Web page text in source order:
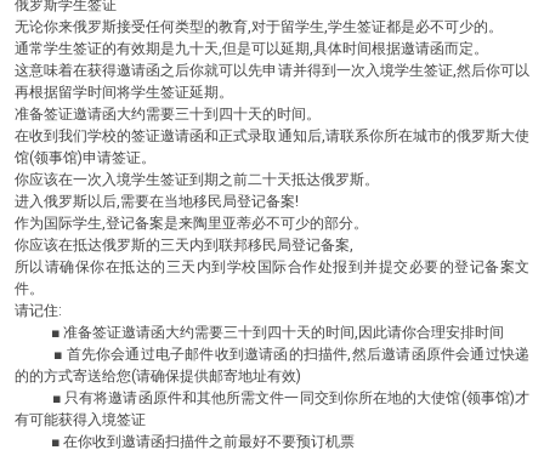
俄罗斯学生签证
无论你来俄罗斯接受任何类型的教育,对于留学生,学生签证都是必不可少的。
通常学生签证的有效期是九十天,但是可以延期,具体时间根据邀请函而定。
这意味着在获得邀请函之后你就可以先申请并得到一次入境学生签证,然后你可以
再根据留学时间将学生签证延期。
准备签证邀请函大约需要三十到四十天的时间。
在收到我们学校的签证邀请函和正式录取通知后,请联系你所在城市的俄罗斯大使
馆(领事馆)申请签证。
你应该在一次入境学生签证到期之前二十天抵达俄罗斯。
进入俄罗斯以后,需要在当地移民局登记备案!
作为国际学生,登记备案是来陶里亚蒂必不可少的部分。
你应该在抵达俄罗斯的三天内到联邦移民局登记备案,
所以请确保你在抵达的三天内到学校国际合作处报到并提交必要的登记备案文
件。
请记住:
■ 准备签证邀请函大约需要三十到四十天的时间,因此请你合理安排时间
■ 首先你会通过电子邮件收到邀请函的扫描件,然后邀请函原件会通过快递
的的方式寄送给您(请确保提供邮寄地址有效)
■ 只有将邀请函原件和其他所需文件一同交到你所在地的大使馆(领事馆)才
有可能获得入境签证
■ 在你收到邀请函扫描件之前最好不要预订机票